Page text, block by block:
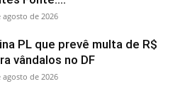
agosto de 2026
PL que prevê multa de R$
vândalos no DF
agosto de 2026